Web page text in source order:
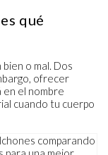
qué
o mal. Dos
ofrecer
en el nombre
cuando tu cuerpo